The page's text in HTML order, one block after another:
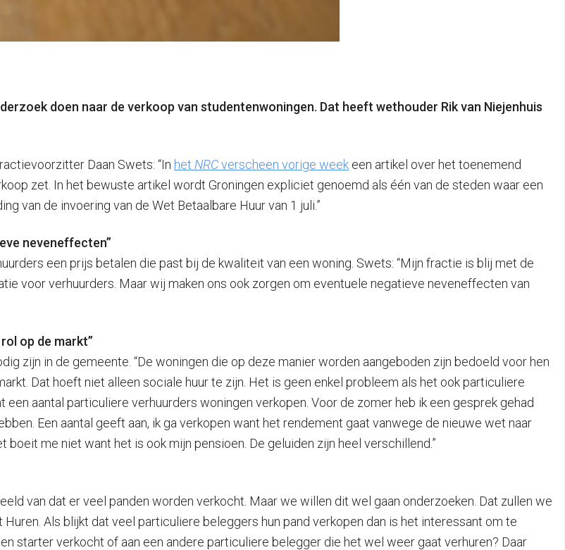
doen naar de verkoop van studentenwoningen. Dat heeft wethouder Rik van Niejenhuis
Daan Swets: “In het NRCverscheen vorige week een artikel over het toenemend
zet. In het bewuste artikel wordt Groningen expliciet genoemd als één van de steden waar een
van de invoering van de Wet Betaalbare Huur van 1 juli.”
neveneffecten”
een prijs betalen die past bij de kwaliteit van een woning. Swets: “Mijn fractie is blij met de
voor verhuurders. Maar wij maken ons ook zorgen om eventuele negatieve neveneffecten van
op de markt”
zijn in de gemeente. “De woningen die op deze manier worden aangeboden zijn bedoeld voor hen
Dat hoeft niet alleen sociale huur te zijn. Het is geen enkel probleem als het ook particuliere
aantal particuliere verhuurders woningen verkopen. Voor de zomer heb ik een gesprek gehad
Een aantal geeft aan, ik ga verkopen want het rendement gaat vanwege de nieuwe wet naar
me niet want het is ook mijn pensioen. De geluiden zijn heel verschillend.”
van dat er veel panden worden verkocht. Maar we willen dit wel gaan onderzoeken. Dat zullen we
Als blijkt dat veel particuliere beleggers hun pand verkopen dan is het interessant om te
starter verkocht of aan een andere particuliere belegger die het wel weer gaat verhuren? Daar